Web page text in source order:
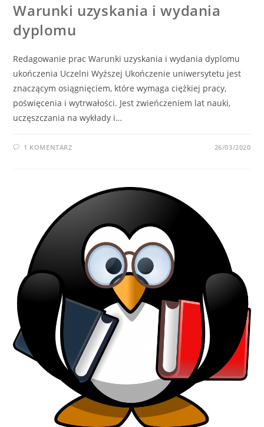
Warunki uzyskania i wydania
dyplomu
Redagowanie prac Warunki uzyskania i wydania dyplomu
ukończenia Uczelni Wyższej Ukończenie uniwersytetu jest
znaczącym osiągnięciem, które wymaga ciężkiej pracy,
poświęcenia i wytrwałości. Jest zwieńczeniem lat nauki,
uczęszczania na wykłady i…
1 KOMENTARZ 26/03/2020